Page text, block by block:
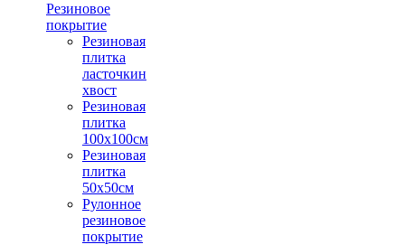
Резиновое
покрытие
Резиновая
плитка
ласточкин
хвост
Резиновая
плитка
100х100см
Резиновая
плитка
50х50см
Рулонное
резиновое
покрытие